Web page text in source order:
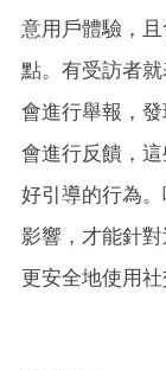
意用戶體驗，
點。有受訪者
會進行舉報，
會進行反饋，
好引導的行為
影響，才能針
更安全地使用社